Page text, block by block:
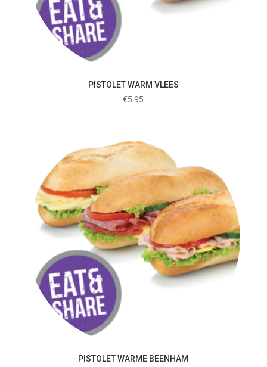
PISTOLET WARM VLEES
€5.95
PISTOLET WARME BEENHAM